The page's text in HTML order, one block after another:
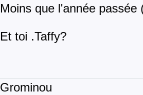
Moins que l'année
Et toi .Taffy?
Grominou